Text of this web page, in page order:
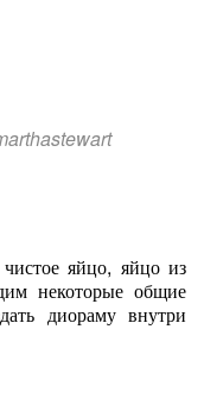
яйцо, яйцо из
некоторые общие
диораму внутри